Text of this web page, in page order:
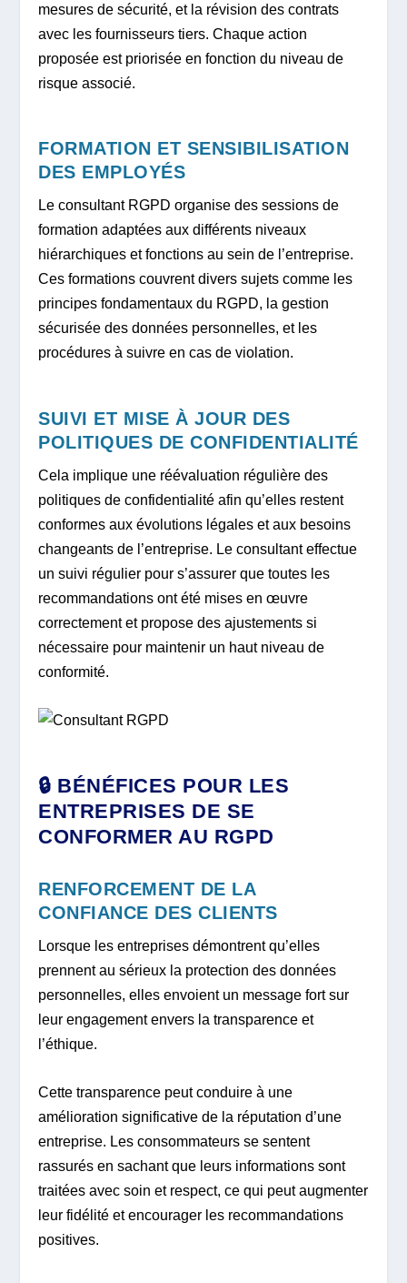
mesures de sécurité, et la révision des contrats
avec les fournisseurs tiers. Chaque action
proposée est priorisée en fonction du niveau de
risque associé.
FORMATION ET SENSIBILISATION
DES EMPLOYÉS
Le consultant RGPD organise des sessions de
formation adaptées aux différents niveaux
hiérarchiques et fonctions au sein de l’entreprise.
Ces formations couvrent divers sujets comme les
principes fondamentaux du RGPD, la gestion
sécurisée des données personnelles, et les
procédures à suivre en cas de violation.
SUIVI ET MISE À JOUR DES
POLITIQUES DE CONFIDENTIALITÉ
Cela implique une réévaluation régulière des
politiques de confidentialité afin qu’elles restent
conformes aux évolutions légales et aux besoins
changeants de l’entreprise. Le consultant effectue
un suivi régulier pour s’assurer que toutes les
recommandations ont été mises en œuvre
correctement et propose des ajustements si
nécessaire pour maintenir un haut niveau de
conformité.
🔒 BÉNÉFICES POUR LES
ENTREPRISES DE SE
CONFORMER AU RGPD
RENFORCEMENT DE LA
CONFIANCE DES CLIENTS
Lorsque les entreprises démontrent qu’elles
prennent au sérieux la protection des données
personnelles, elles envoient un message fort sur
leur engagement envers la transparence et
l’éthique.
Cette transparence peut conduire à une
amélioration significative de la réputation d’une
entreprise. Les consommateurs se sentent
rassurés en sachant que leurs informations sont
traitées avec soin et respect, ce qui peut augmenter
leur fidélité et encourager les recommandations
positives.